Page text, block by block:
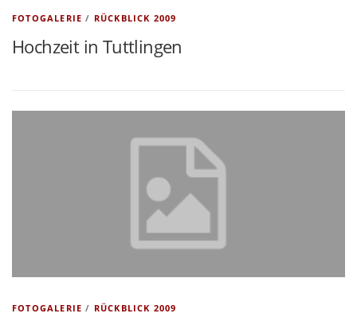
FOTOGALERIE / RÜCKBLICK 2009
Hochzeit in Tuttlingen
FOTOGALERIE / RÜCKBLICK 2009